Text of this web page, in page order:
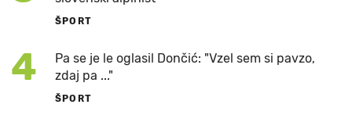
ŠPORT
4
Pa se je le oglasil Dončić: "Vzel sem si pavzo,
zdaj pa ..."
ŠPORT